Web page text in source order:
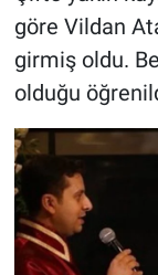
göre Vildan
girmiş oldu.
olduğu